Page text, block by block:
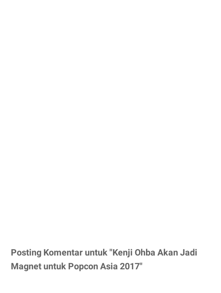
Posting Komentar untuk "Kenji Ohba Akan Jadi
Magnet untuk Popcon Asia 2017"